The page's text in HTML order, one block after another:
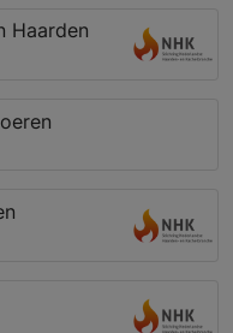
Haarden